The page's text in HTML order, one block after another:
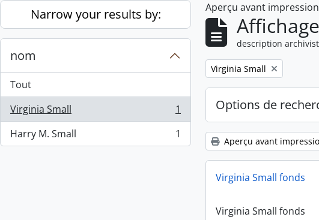
Skip to main content
Narrow your results by:
nom
Tout
Virginia Small
, 1 résultats
1
Harry M. Small
, 1 résultats 1
Aperçu avant impression
description
Remove filter:
Virginia Small
Options de
Aperçu avant
Virginia Small fonds
Virginia Small fonds